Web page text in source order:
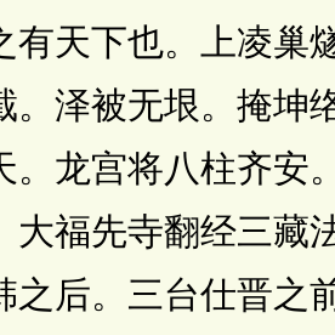
下也。上凌巢
。泽被无垠。掩坤
。龙宫将八柱齐安
大福先寺翻经三藏
之后。三台仕晋之